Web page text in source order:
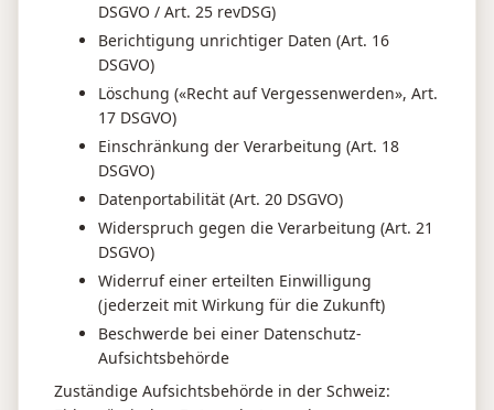
DSGVO / Art. 25 revDSG)
Berichtigung unrichtiger Daten (Art. 16
DSGVO)
Löschung («Recht auf Vergessenwerden», Art.
17 DSGVO)
Einschränkung der Verarbeitung (Art. 18
DSGVO)
Datenportabilität (Art. 20 DSGVO)
Widerspruch gegen die Verarbeitung (Art. 21
DSGVO)
Widerruf einer erteilten Einwilligung
(jederzeit mit Wirkung für die Zukunft)
Beschwerde bei einer Datenschutz-
Aufsichtsbehörde
Zuständige Aufsichtsbehörde in der Schweiz: